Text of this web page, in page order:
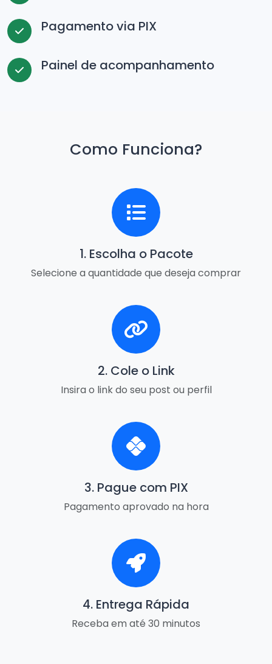
Pagamento via PIX
Painel de acompanhamento
Como Funciona?
1. Escolha o Pacote
Selecione a quantidade que deseja comprar
2. Cole o Link
Insira o link do seu post ou perfil
3. Pague com PIX
Pagamento aprovado na hora
4. Entrega Rápida
Receba em até 30 minutos